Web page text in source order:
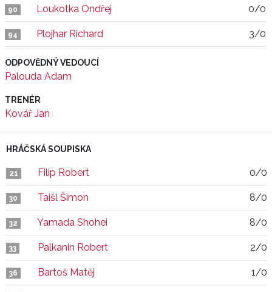
90 Loukotka Ondřej 0/0
94 Plojhar Richard 3/0
ODPOVĚDNÝ VEDOUCÍ
Palouda Adam
TRENÉR
Kovář Jan
HRÁČSKÁ SOUPISKA
21 Filip Robert 0/0
30 Taišl Šimon 8/0
32 Yamada Shohei 8/0
33 Palkanin Robert 2/0
36 Bartoš Matěj 1/0